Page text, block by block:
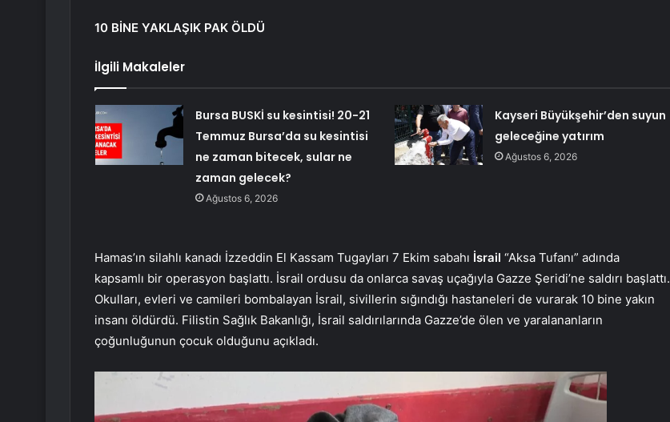
10 BİNE YAKLAŞIK PAK ÖLDÜ
İlgili Makaleler
Bursa BUSKİ su kesintisi! 20-21
Temmuz Bursa’da su kesintisi
ne zaman bitecek, sular ne
zaman gelecek?
Ağustos 6, 2026
Kayseri Büyükşehir’den suyun
geleceğine yatırım
Ağustos 6, 2026
Hamas’ın silahlı kanadı İzzeddin El Kassam Tugayları 7 Ekim sabahı İsrail “Aksa Tufanı” adında
kapsamlı bir operasyon başlattı. İsrail ordusu da onlarca savaş uçağıyla Gazze Şeridi’ne saldırı başlattı.
Okulları, evleri ve camileri bombalayan İsrail, sivillerin sığındığı hastaneleri de vurarak 10 bine yakın
insanı öldürdü. Filistin Sağlık Bakanlığı, İsrail saldırılarında Gazze’de ölen ve yaralananların
çoğunluğunun çocuk olduğunu açıkladı.